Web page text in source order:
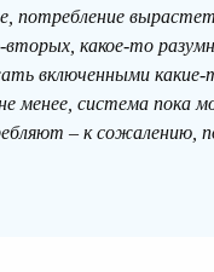
потребление
какое-то
включенными какие-
менее, система пока
– к сожалению,